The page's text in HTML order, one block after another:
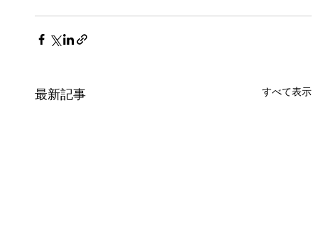
最新記事 すべて表示